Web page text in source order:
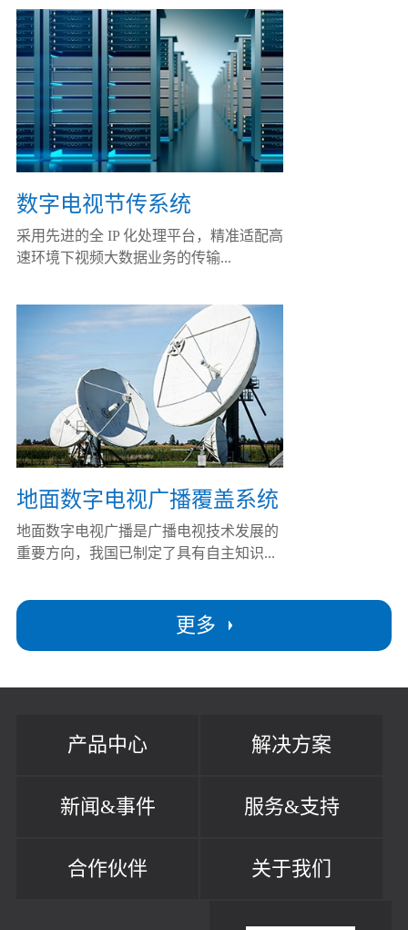
更多
数字电视节传系统
采用先进的全 IP 化处理平台，精准适配高
速环境下视频大数据业务的传输...
地面数字电视广播覆盖系统
地面数字电视广播是广播电视技术发展的
重要方向，我国已制定了具有自主知识...
产品中心 解决方案
新闻&事件 服务&支持
合作伙伴 关于我们